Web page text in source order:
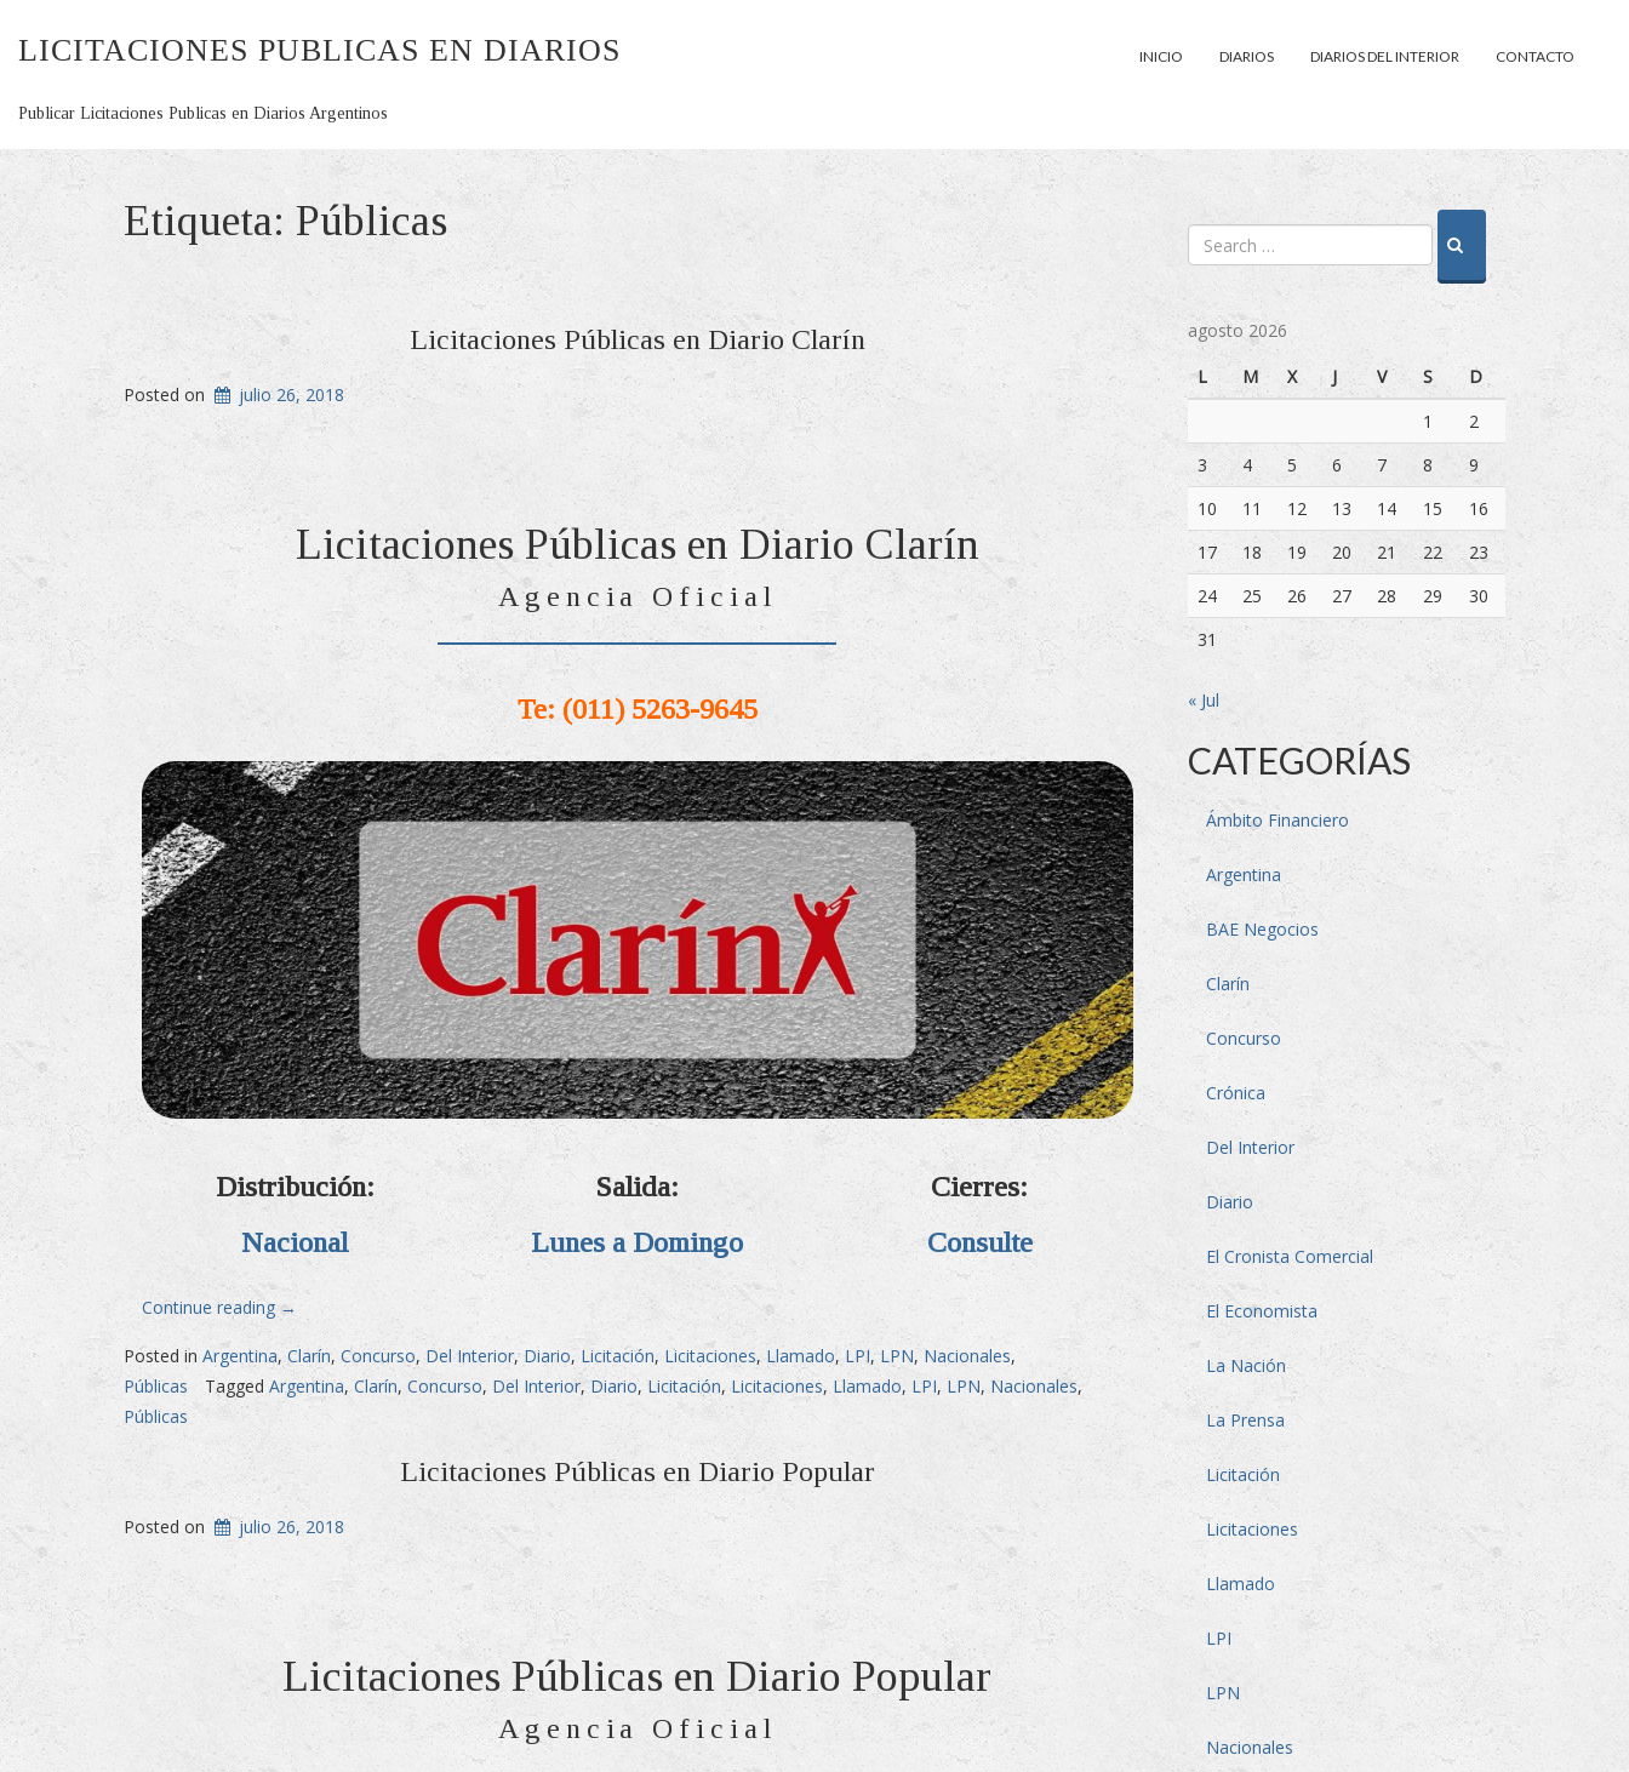
LICITACIONES PUBLICAS EN DIARIOS
Publicar Licitaciones Publicas en Diarios Argentinos
INICIO DIARIOS DIARIOS DEL INTERIOR CONTACTO
Etiqueta: Públicas
Licitaciones Públicas en Diario Clarín
Posted on julio 26, 2018
Licitaciones Públicas en Diario Clarín
Agencia Oficial
Te: (011) 5263-9645
Distribución:
Nacional
Salida:
Lunes a Domingo
Cierres:
Consulte
Continue reading «Licitaciones
Públicas
en
Diario
Clarín»
→
Posted in Argentina,Clarín, Concurso, Del Interior,Diario, Licitación, Licitaciones, Llamado, LPI, LPN, Nacionales,
Públicas
Tagged Argentina,Clarín, Concurso, Del Interior,Diario, Licitación,Licitaciones, Llamado, LPI, LPN, Nacionales,
Públicas
Licitaciones Públicas en Diario Popular
Posted on julio 26, 2018
Licitaciones Públicas en Diario Popular
Agencia Oficial
agosto 2026
L
M X J V S
D
1
2
3
4 5 6 7 8
9
10
11 12 13 14 15
16
17
18 19 20 21 22
23
24
25 26 27 28 29
30
31
« Jul
CATEGORÍAS
Ámbito Financiero
Argentina
BAE Negocios
Clarín
Concurso
Crónica
Del Interior
Diario
El Cronista Comercial
El Economista
La Nación
La Prensa
Licitación
Licitaciones
Llamado
LPI
LPN
Nacionales